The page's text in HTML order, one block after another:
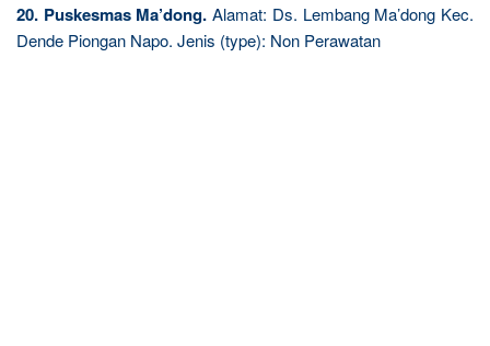
20. Puskesmas Ma’dong. Alamat: Ds. Lembang Ma’dong Kec.
Dende Piongan Napo. Jenis (type): Non Perawatan